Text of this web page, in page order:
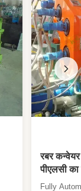
रबर
पीएलसी
सटीक-
Fully